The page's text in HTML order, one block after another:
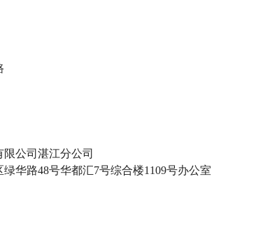
限公司湛江分公司
华路48号华都汇7号综合楼1109号办公室